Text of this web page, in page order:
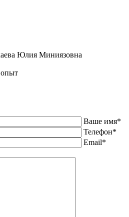
Юлия Миниязовна
Ваше имя*
Телефон*
Email*